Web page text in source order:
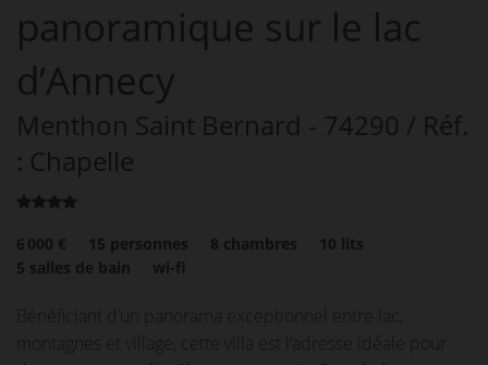
panoramique sur le lac
d’Annecy
Menthon Saint Bernard - 74290 / Réf.
: Chapelle
6 000 € 15 personnes 8 chambres 10 lits
5 salles de bain wi-fi
Bénéficiant d’un panorama exceptionnel entre lac,
montagnes et village, cette villa est l’adresse idéale pour